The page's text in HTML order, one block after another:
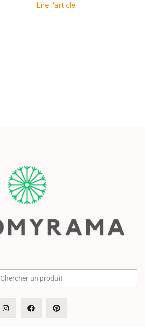
Lire l'article
Chercher un produit